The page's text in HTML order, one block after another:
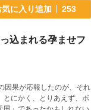
気に入り追加 253
込まれる孕ませフ